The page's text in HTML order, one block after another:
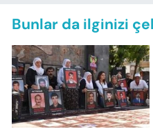
Bunlar da ilginizi